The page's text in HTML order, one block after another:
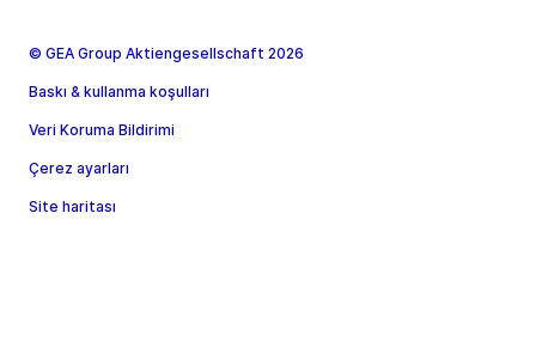
© GEA Group Aktiengesellschaft 2026
Baskı & kullanma koşulları
Veri Koruma Bildirimi
Çerez ayarları
Site haritası